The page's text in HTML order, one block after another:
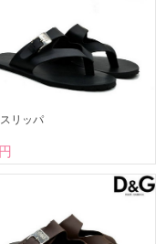
リッパ